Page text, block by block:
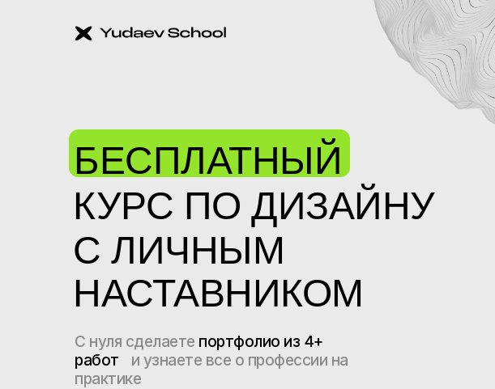
БЕСПЛАТНЫЙ
НАСТАВНИКОМ
С ЛИЧНЫМ
КУРС ПО ДИЗАЙНУ
С нуля сделаете портфолио из 4+
работ и узнаете все о профессии на
практике